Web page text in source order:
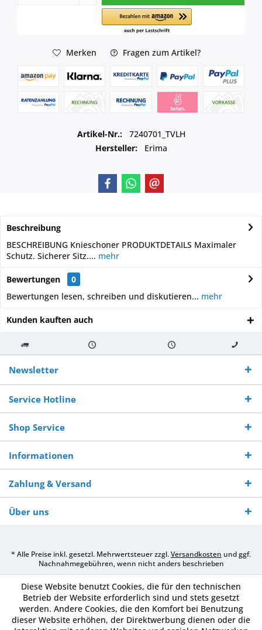
Merken Fragen zum Artikel?
Artikel-Nr.:
7240701_TVLH
Hersteller:
Erima
Beschreibung
BESCHREIBUNG Knieschoner PRODUKTDETAILS Maximaler
Schutz. Sicherer Sitz.... mehr
Bewertungen
0
Bewertungen lesen, schreiben und diskutieren... mehr
Kunden kauften auch
Kostenloser
Versand ab €
250,-
Versand innerhalb von Versand von So erreichen
Sie uns 0160
970 511 90
Newsletter
Service Hotline
Shop Service
Informationen
Zahlung & Versand
Über uns
* Alle Preise inkl. gesetzl. Mehrwertsteuer zzgl.Versandkosten und ggf.
Nachnahmegebühren, wenn nicht anders beschrieben
Diese Website benutzt Cookies, die für den technischen
Betrieb der Website erforderlich sind und stets gesetzt
werden. Andere Cookies, die den Komfort bei Benutzung
dieser Website erhöhen, der Direktwerbung dienen oder die